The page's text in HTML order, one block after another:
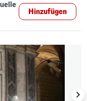
Hinzufügen